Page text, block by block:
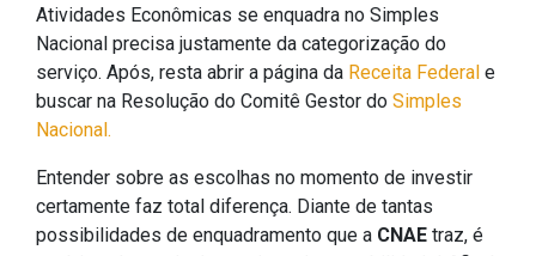
Atividades Econômicas se enquadra no Simples
Nacional precisa justamente da categorização do
serviço. Após, resta abrir a página da Receita Federal e
buscar na Resolução do Comitê Gestor do Simples
Nacional.
Entender sobre as escolhas no momento de investir
certamente faz total diferença. Diante de tantas
possibilidades de enquadramento que a CNAE traz, é